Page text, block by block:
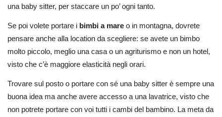
una baby sitter, per staccare un po’ ogni tanto.
Se poi volete portare i bimbi a mare o in montagna, dovrete
pensare anche alla location da scegliere: se avete un bimbo
molto piccolo, meglio una casa o un agriturismo e non un hotel,
visto che c’è maggiore elasticità negli orari.
Trovare sul posto o portare con sé una baby sitter è sempre una
buona idea ma anche avere accesso a una lavatrice, visto che
non potrete portare con voi tutti i cambi del bambino. La meta da